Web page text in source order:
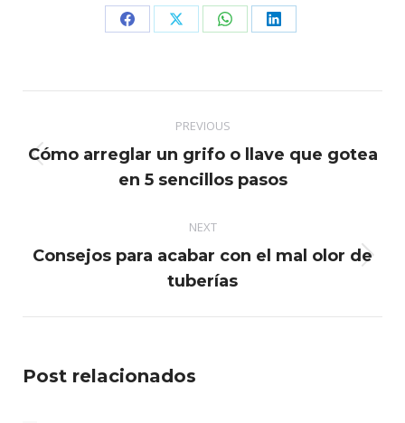
Share
Facebook
Share
X
Share
WhatsApp
Share
LinkedIn
navigation
PREVIOUS
Previous
post:
Cómo arreglar un grifo o llave que gotea
en 5 sencillos pasos
NEXT
Next
post:
Consejos para acabar con el mal olor de
tuberías
Post relacionados